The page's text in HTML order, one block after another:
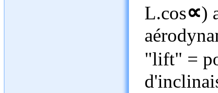
L.cos∝)
"lift" =